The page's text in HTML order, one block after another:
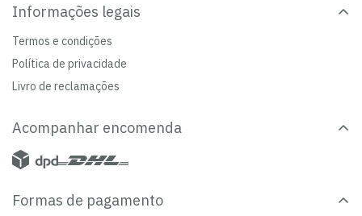
Informações legais
Termos e condições
Política de privacidade
Livro de reclamações
Acompanhar encomenda
Formas de pagamento